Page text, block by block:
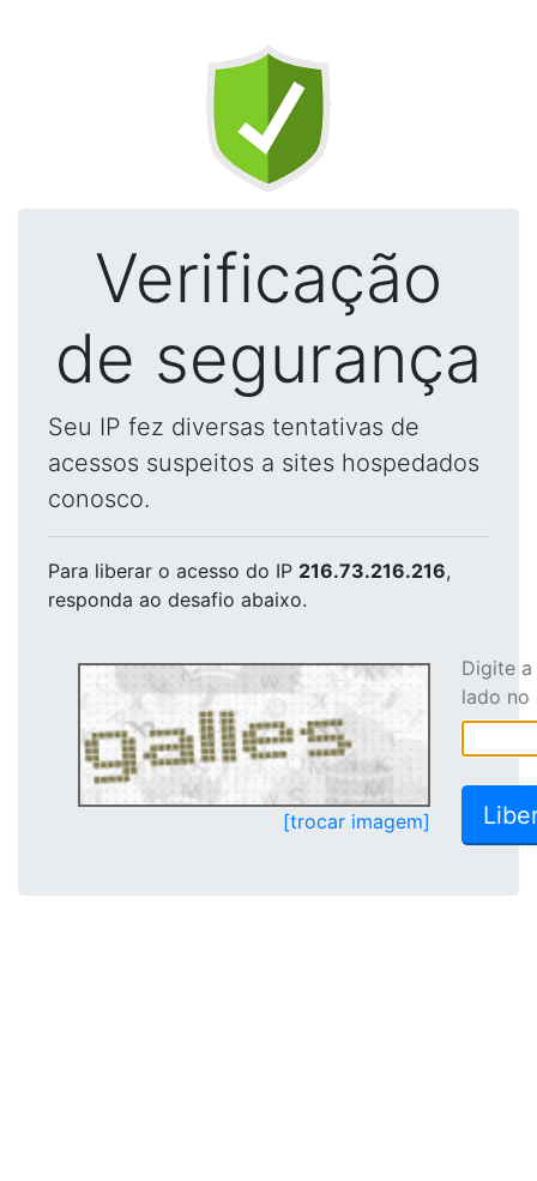
Verificação
de segurança
Seu IP fez diversas tentativas de
acessos suspeitos a sites hospedados
conosco.
Para liberar o acesso do IP 216.73.216.216,
responda ao desafio abaixo.
[trocar imagem]
Digite
lado no